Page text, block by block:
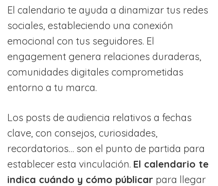
El calendario te ayuda a dinamizar tus redes
sociales, estableciendo una conexión
emocional con tus seguidores. El
engagement genera relaciones duraderas,
comunidades digitales comprometidas
entorno a tu marca.
Los posts de audiencia relativos a fechas
clave, con consejos, curiosidades,
recordatorios… son el punto de partida para
establecer esta vinculación. El calendario te
indica cuándo y cómo públicar para llegar